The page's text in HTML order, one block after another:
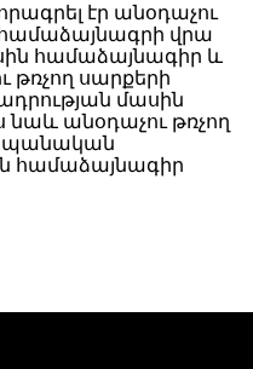
էր անօդաչու
համաձայնագրի վրա
համաձայնագիր և
թռչող սարքերի
մասին
նաև անօդաչու թռչող
համաձայնագիր